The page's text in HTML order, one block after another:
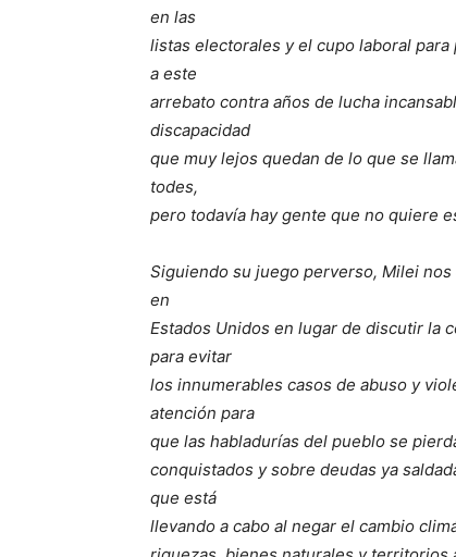
en las
listas electorales y el cupo laboral para
a este
arrebato contra años de lucha
discapacidad
que muy lejos quedan de lo que se
todes,
pero todavía hay gente que no quiere
Siguiendo su juego perverso, Milei
en
Estados Unidos en lugar de discutir la
para evitar
los innumerables casos de abuso y
atención para
que las habladurías del pueblo se
conquistados y sobre deudas ya
que está
llevando a cabo al negar el cambio